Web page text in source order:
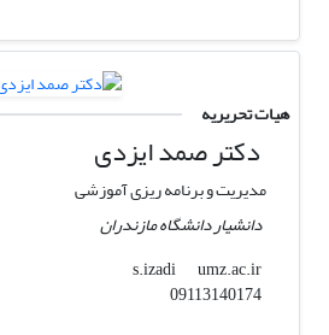
هیات تحریریه
دکتر صمد ایزدی
مدیریت و برنامه ریزی آموزشی
دانشیار دانشگاه مازندران
s.izadi
umz.ac.ir
09113140174